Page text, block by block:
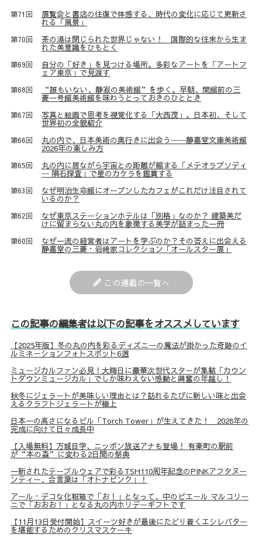
第71回 展覧会と書店の往復で体感する、時代の変化に応じて更新さ
れる「風景」
第70回 茶の湯は閉じられた世界じゃない！ 国際的な往来から生ま
れた美意識をひもとく
第69回 自分の「好き」を見つける場所。多彩なアートを「アートフ
ェア東京」で見渡す
第68回 “誰もいない、静寂の美術館”を歩く。早朝、開館前の三
菱一号館美術館を味わうとっておきのひととき
第67回 写真と絵画で思考を視覚化する「大西茂」。日本初、そして
世界初の全貌紹介
第66回 丸の内で、日本美術の奥行きに出会う──静嘉堂文庫美術館
2026年の楽しみ方
第65回 丸の内に居ながら宇宙との距離が縮まる「メテオラプソディ
─ 隕石探査」で星のカケラを鑑賞する
第63回 なぜ明治生命館にオープンしたカフェがこれだけ注目されて
いるのか？
第62回 なぜ東京ステーションホテルは「別格」なのか？ 建築美だ
けに留まらない丸の内を象徴する美学が詰まった一冊
第60回 なぜ一流の経営者はアートを学ぶのか？その答えに出会える
静嘉堂の三菱・岩﨑家コレクション「オールスター展」
この連載の一覧へ
この記事の編集者は以下の記事をオススメしています
【2025年版】冬の丸の内を彩るディズニーの魔法が掛かった奇跡のイ
ルミネーションフォトスポット6選
ミュージカルファン必見！大晦日に豪華次世代スターが集結「カウン
トダウンミュージカル」でしか味わえない感動と興奮の年越し！
秋冬にジェラートが美味しい理由とは？訪れるたびに新しい味と出会
えるクラフトジェラートが極上
日本一の高さになるビル「Torch Tower」が生えてきた！ 2028年の
完成に向けて日々成長中
【入場無料】万城目学、ニッポン放送アナも登場！ 有楽町の駅前
が“本の森”に変わる2日間の祭典
一新されたテーブルウェアで彩るTSH110周年記念のPINKアフタヌー
ンティー、合言葉は「オトナピンク」！
アール・デコな化粧箱で「お！」となって、中のピエール マルコリー
ニで「おおお！」となる丸の内ホリデーギフトです
【11月13日受付開始】スイーツ好きが最後にたどり着くエシレバター
を堪能するためのクリスマスケーキ